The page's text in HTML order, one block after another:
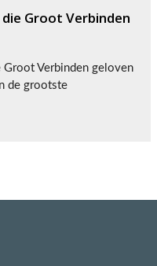
Groot Verbinden
Verbinden geloven
de grootste